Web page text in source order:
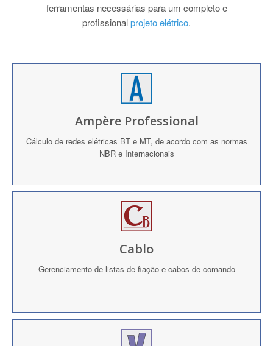
ferramentas necessárias para um completo e
profissionalprojeto elétrico.
Ampère Professional
Cálculo de redes elétricas BT e MT, de acordo com as normas
NBR e Internacionais
Cablo
Gerenciamento de listas de fiação e cabos de comando